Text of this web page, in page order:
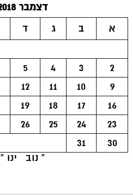
דצמבר 2018
א
ב ג ד
2
3
4
5
9
10
11
12
16
17
18
19
23
24
25
26
30
31
« נוב
ינו »